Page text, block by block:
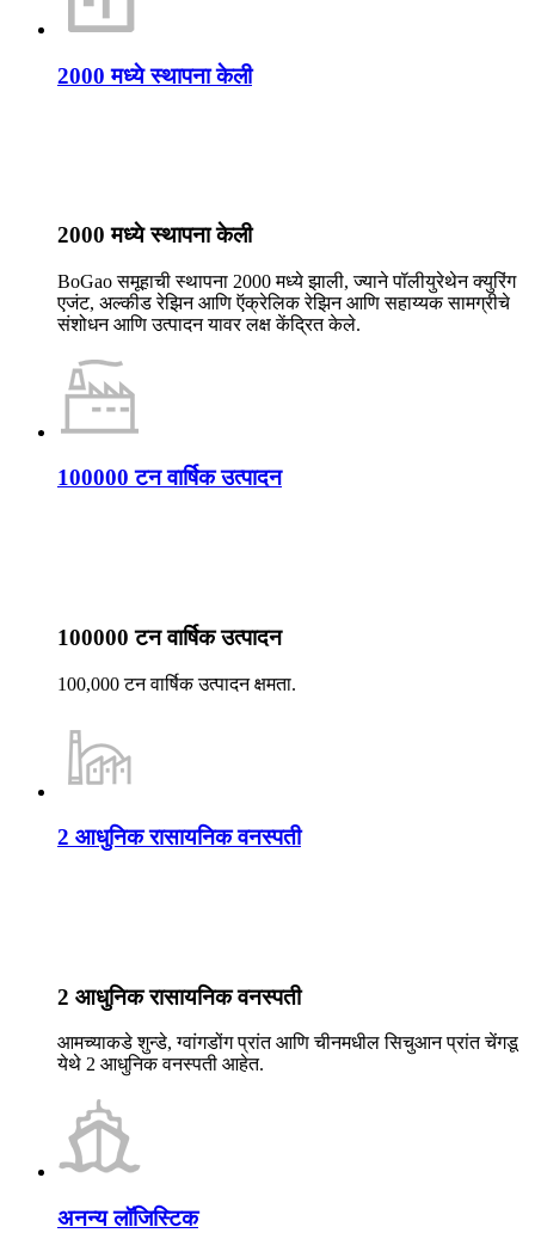
2000 मध्ये स्थापना केली
2000 मध्ये स्थापना केली
BoGao समूहाची स्थापना 2000 मध्ये झाली, ज्याने पॉलीयुरेथेन क्युरिंग
एजंट, अल्कीड रेझिन आणि ऍक्रेलिक रेझिन आणि सहाय्यक सामग्रीचे
संशोधन आणि उत्पादन यावर लक्ष केंद्रित केले.
100000 टन वार्षिक उत्पादन
100000 टन वार्षिक उत्पादन
100,000 टन वार्षिक उत्पादन क्षमता.
2 आधुनिक रासायनिक वनस्पती
2 आधुनिक रासायनिक वनस्पती
आमच्याकडे शुन्डे, ग्वांगडोंग प्रांत आणि चीनमधील सिचुआन प्रांत चेंगडू
येथे 2 आधुनिक वनस्पती आहेत.
अनन्य लॉजिस्टिक